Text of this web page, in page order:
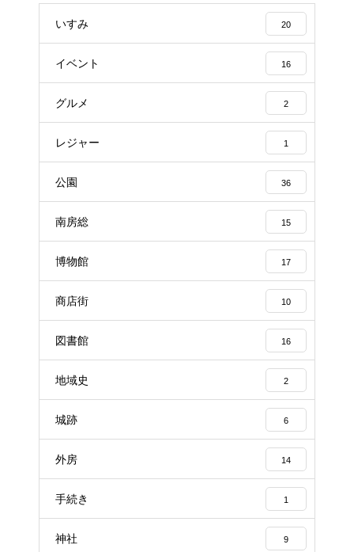
いすみ 20
イベント 16
グルメ 2
レジャー 1
公園 36
南房総 15
博物館 17
商店街 10
図書館 16
地域史 2
城跡 6
外房 14
手続き 1
神社 9